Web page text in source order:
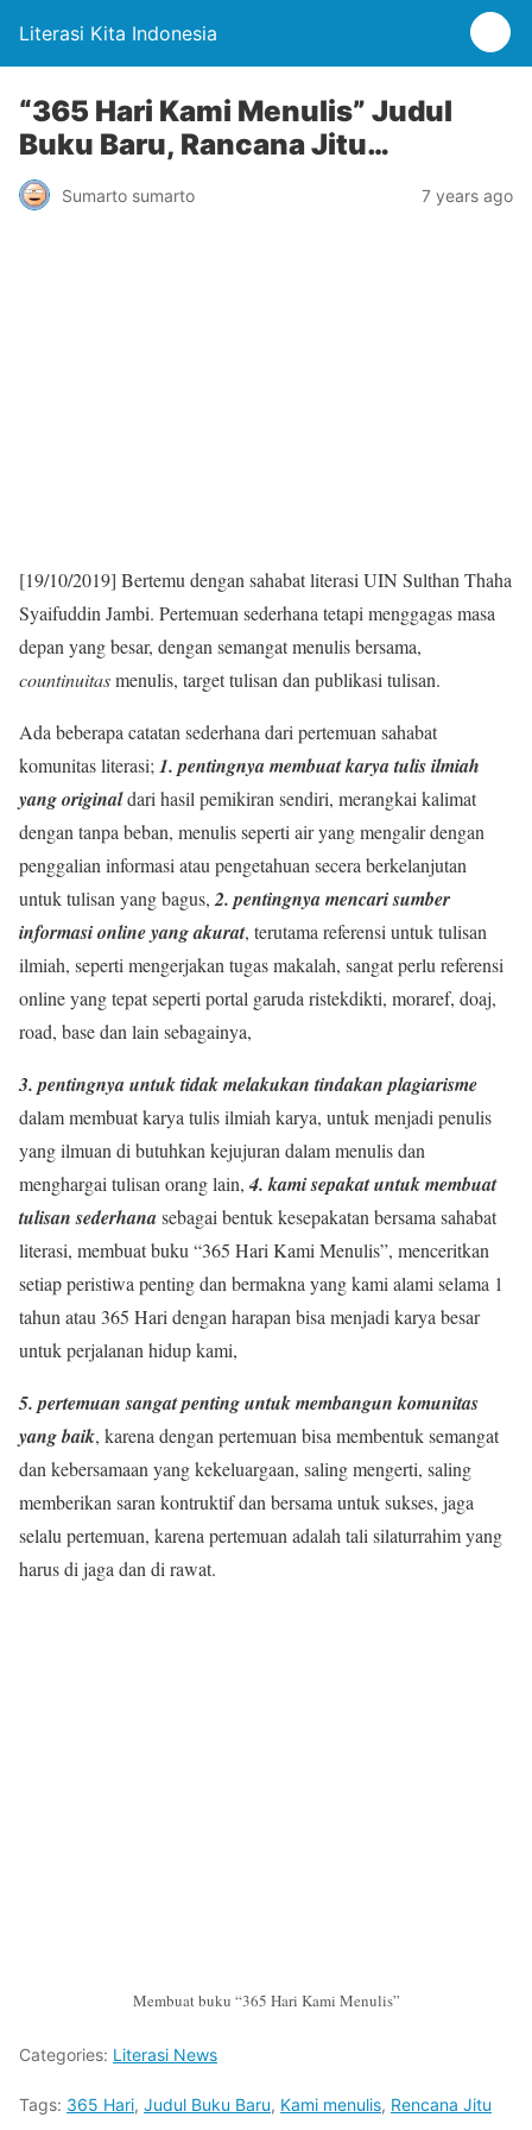
Literasi Kita Indonesia
“365 Hari Kami Menulis” Judul
Buku Baru, Rancana Jitu…
Sumarto sumarto 7 years ago
[19/10/2019] Bertemu dengan sahabat literasi UIN Sulthan Thaha
Syaifuddin Jambi. Pertemuan sederhana tetapi menggagas masa
depan yang besar, dengan semangat menulis bersama,
countinuitasmenulis, target tulisan dan publikasi tulisan.
Ada beberapa catatan sederhana dari pertemuan sahabat
komunitas literasi; 1. pentingnya membuat karya tulis ilmiah
yang originaldari hasil pemikiran sendiri, merangkai kalimat
dengan tanpa beban, menulis seperti air yang mengalir dengan
penggalian informasi atau pengetahuan secera berkelanjutan
untuk tulisan yang bagus, 2. pentingnya mencari sumber
informasi online yang akurat, terutama referensi untuk tulisan
ilmiah, seperti mengerjakan tugas makalah, sangat perlu referensi
online yang tepat seperti portal garuda ristekdikti, moraref, doaj,
road, base dan lain sebagainya,
3. pentingnya untuk tidak melakukan tindakan plagiarisme
dalam membuat karya tulis ilmiah karya, untuk menjadi penulis
yang ilmuan di butuhkan kejujuran dalam menulis dan
menghargai tulisan orang lain, 4. kami sepakat untuk membuat
tulisan sederhanasebagai bentuk kesepakatan bersama sahabat
literasi, membuat buku “365 Hari Kami Menulis”, menceritkan
setiap peristiwa penting dan bermakna yang kami alami selama 1
tahun atau 365 Hari dengan harapan bisa menjadi karya besar
untuk perjalanan hidup kami,
5. pertemuan sangat penting untuk membangun komunitas
yang baik, karena dengan pertemuan bisa membentuk semangat
dan kebersamaan yang kekeluargaan, saling mengerti, saling
memberikan saran kontruktif dan bersama untuk sukses, jaga
selalu pertemuan, karena pertemuan adalah tali silaturrahim yang
harus di jaga dan di rawat.
Membuat buku “365 Hari Kami Menulis”
Categories: Literasi News
Tags: 365 Hari, Judul Buku Baru, Kami menulis, Rencana Jitu